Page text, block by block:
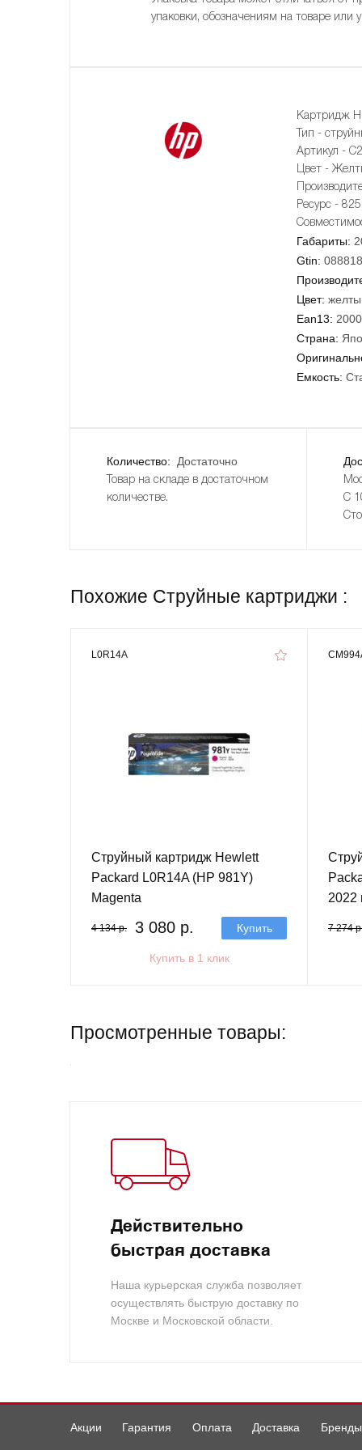
упаковки, обозначениям на товаре или
Картридж
Тип -
Артикул -
Цвет -
Ресурс -
Габариты:
Gtin:
Цвет:
Ean13:
Страна:
Емкость:
Количество: Достаточно
Товар на складе в достаточном
количестве.
С
Похожие Струйные картриджи :
L0R14A
Струйный картридж Hewlett
Packard L0R14A (HP 981Y)
Magenta
4 134 р. 3 080 р. Купить
Купить в 1 клик
2022
7 274
Просмотренные товары:
Действительно
быстрая доставка
Наша курьерская служба позволяет
осуществлять быструю доставку по
Москве и Московской области.
Акции Гарантия Оплата Доставка Бренды